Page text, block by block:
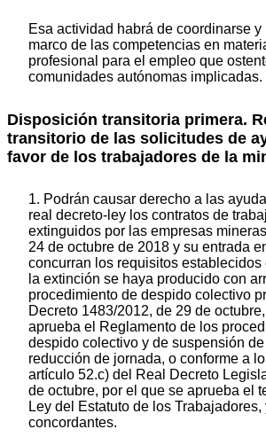
Esa actividad habrá de coordinarse y
marco de las competencias en
profesional para el empleo que
comunidades autónomas implicadas.
Disposición transitoria primera.
transitorio de las solicitudes de
favor de los trabajadores de la
1. Podrán causar derecho a las
real decreto-ley los contratos de
extinguidos por las empresas
24 de octubre de 2018 y su entrada
concurran los requisitos establecidos
la extinción se haya producido con
procedimiento de despido colectivo
Decreto 1483/2012, de 29 de
aprueba el Reglamento de los
despido colectivo y de suspensión
reducción de jornada, o conforme a
artículo 52.c) del Real Decreto
de octubre, por el que se aprueba el
Ley del Estatuto de los
concordantes.